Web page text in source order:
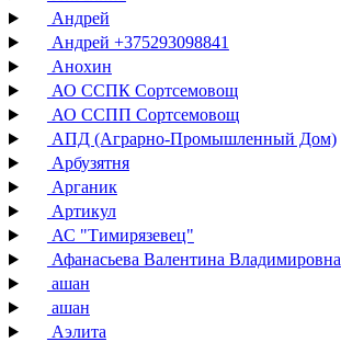
Андрей
Андрей +375293098841
Анохин
АО ССПК Сортсемовощ
АО ССПП Сортсемовощ
АПД (Аграрно-Промышленный Дом)
Арбузятня
Арганик
Артикул
АС "Тимирязевец"
Афанасьева Валентина Владимировна
ашан
ашан
Аэлита